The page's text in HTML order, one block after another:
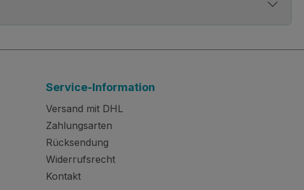
Service-Information
Versand mit DHL
Zahlungsarten
Rücksendung
Widerrufsrecht
Kontakt